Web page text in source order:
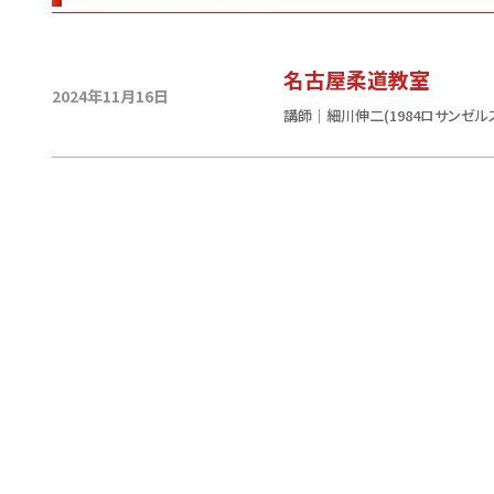
2024年11月16日
名古屋柔道教室
講師｜細川伸二(1984ロサンゼル